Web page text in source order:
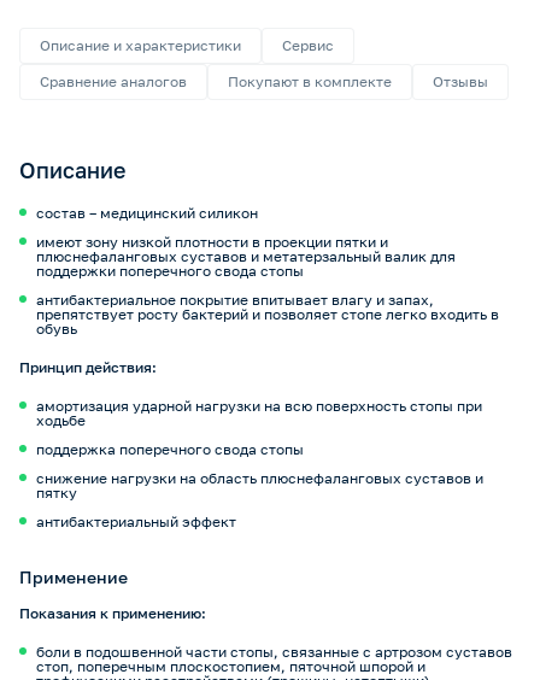
Описание и характеристики
Сервис
Сравнение аналогов
Покупают в комплекте Отзывы
Описание
состав – медицинский силикон
имеют зону низкой плотности в проекции пятки и
плюснефаланговых суставов и метатерзальный валик для
поддержки поперечного свода стопы
антибактериальное покрытие впитывает влагу и запах,
препятствует росту бактерий и позволяет стопе легко входить в
обувь
Принцип действия:
амортизация ударной нагрузки на всю поверхность стопы при
ходьбе
поддержка поперечного свода стопы
снижение нагрузки на область плюснефаланговых суставов и
пятку
антибактериальный эффект
Применение
Показания к применению:
боли в подошвенной части стопы, связанные с артрозом суставов
стоп, поперечным плоскостопием, пяточной шпорой и